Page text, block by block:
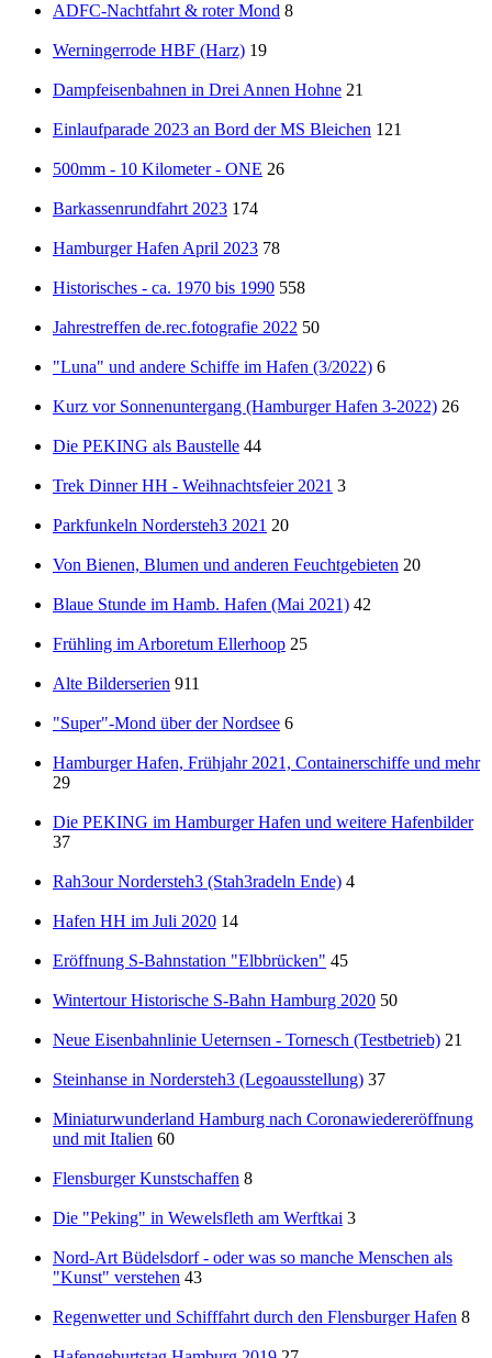
ADFC-Nachtfahrt & roter Mond 8
Werningerrode HBF (Harz) 19
Dampfeisenbahnen in Drei Annen Hohne 21
Einlaufparade 2023 an Bord der MS Bleichen 121
500mm - 10 Kilometer - ONE 26
Barkassenrundfahrt 2023 174
Hamburger Hafen April 2023 78
Historisches - ca. 1970 bis 1990 558
Jahrestreffen de.rec.fotografie 2022 50
"Luna" und andere Schiffe im Hafen (3/2022) 6
Kurz vor Sonnenuntergang (Hamburger Hafen 3-2022) 26
Die PEKING als Baustelle 44
Trek Dinner HH - Weihnachtsfeier 2021 3
Parkfunkeln Nordersteh3 2021 20
Von Bienen, Blumen und anderen Feuchtgebieten 20
Blaue Stunde im Hamb. Hafen (Mai 2021) 42
Frühling im Arboretum Ellerhoop 25
Alte Bilderserien 911
"Super"-Mond über der Nordsee 6
Hamburger Hafen, Frühjahr 2021, Containerschiffe und mehr
29
Die PEKING im Hamburger Hafen und weitere Hafenbilder
37
Rah3our Nordersteh3 (Stah3radeln Ende) 4
Hafen HH im Juli 2020 14
Eröffnung S-Bahnstation "Elbbrücken" 45
Wintertour Historische S-Bahn Hamburg 2020 50
Neue Eisenbahnlinie Ueternsen - Tornesch (Testbetrieb) 21
Steinhanse in Nordersteh3 (Legoausstellung) 37
Miniaturwunderland Hamburg nach Coronawiedereröffnung
und mit Italien 60
Flensburger Kunstschaffen 8
Die "Peking" in Wewelsfleth am Werftkai 3
Nord-Art Büdelsdorf - oder was so manche Menschen als
"Kunst" verstehen 43
Regenwetter und Schifffahrt durch den Flensburger Hafen 8